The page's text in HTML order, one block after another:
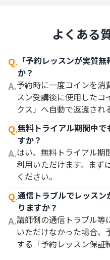
よくある
Q. 「予約レッスンが実質
か？
A.予約時に一度コインを消
スン受講後に使用したコ
クス」へ自動で返還され
Q.無料トライアル期間中
すか？
A.はい、無料トライアル期
利用いただけます。まず
ください。
Q.通信トラブルでレッス
りますか？
A.講師側の通信トラブル等
いただけなかった場合、
する「予約レッスン保証